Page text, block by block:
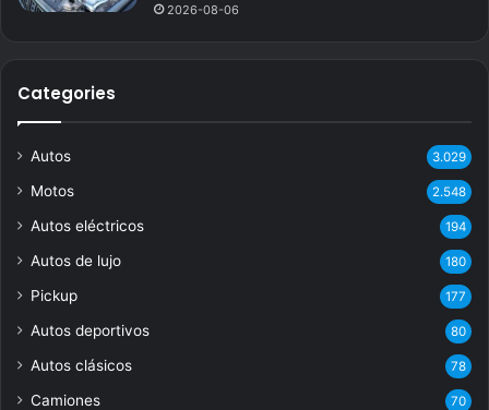
2026-08-06
Categories
Autos 3.029
Motos 2.548
Autos eléctricos 194
Autos de lujo 180
Pickup 177
Autos deportivos 80
Autos clásicos 78
Camiones 70